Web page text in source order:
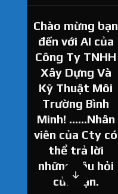
Chào mừng bạn
đến với AI của
Công Ty TNHH
Xây Dựng Và
Kỹ Thuật Môi
Trường Bình
Minh! ......Nhân
viên của Cty có
thể trả lời
những câu hỏi
của bạn.